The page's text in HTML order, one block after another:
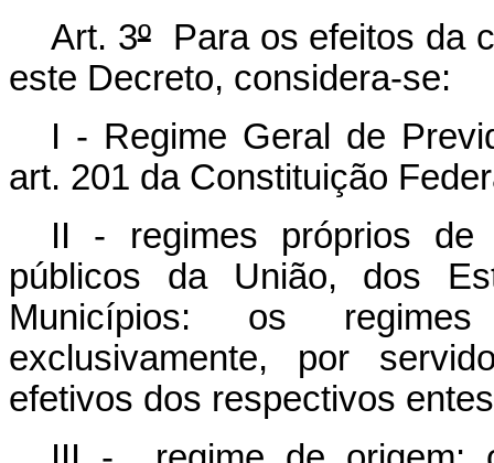
Art. 3ºPara os efeitos da
este Decreto, considera-se:
I - Regime Geral de
art. 201 da Constituição
II - regimes próprios de
públicos da União, dos
Municípios: os
exclusivamente, por
efetivos dos respectivos